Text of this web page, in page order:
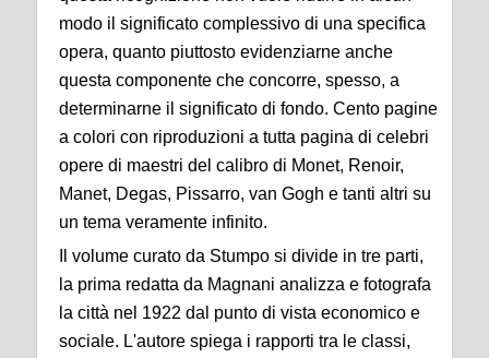
modo il significato complessivo di una specifica
opera, quanto piuttosto evidenziarne anche
questa componente che concorre, spesso, a
determinarne il significato di fondo. Cento pagine
a colori con riproduzioni a tutta pagina di celebri
opere di maestri del calibro di Monet, Renoir,
Manet, Degas, Pissarro, van Gogh e tanti altri su
un tema veramente infinito.
Il volume curato da Stumpo si divide in tre parti,
la prima redatta da Magnani analizza e fotografa
la città nel 1922 dal punto di vista economico e
sociale. L'autore spiega i rapporti tra le classi,